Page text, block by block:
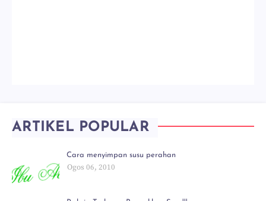
ARTIKEL POPULAR
Cara menyimpan susu perahan
Ogos 06, 2010